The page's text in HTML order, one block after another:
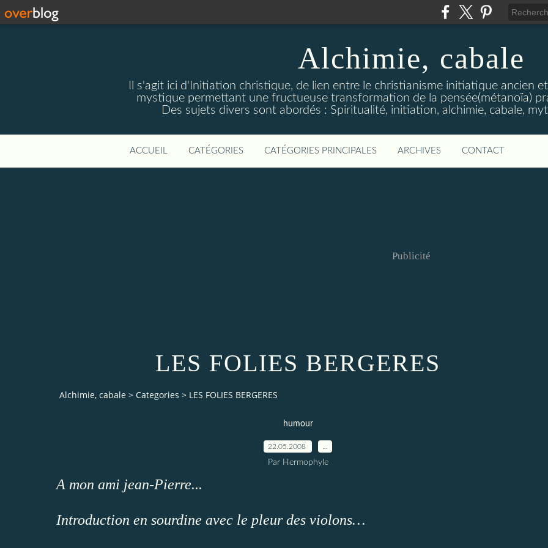
Alchimie, cabale
Il s'agit ici d'Initiation christique, de lien entre le christianisme initiatique ancien
mystique permettant une fructueuse transformation de la pensée(métanoïa)
Des sujets divers sont abordés : Spiritualité, initiation, alchimie, cabale,
ACCUEIL CATÉGORIES CATÉGORIES PRINCIPALES ARCHIVES CONTACT
Publicité
LES FOLIES BERGERES
Alchimie, cabale > Categories > LES FOLIES BERGERES
humour
22.05.2008
Par Hermophyle
A mon ami jean-Pierre...
Introduction en sourdine avec le pleur des violons…